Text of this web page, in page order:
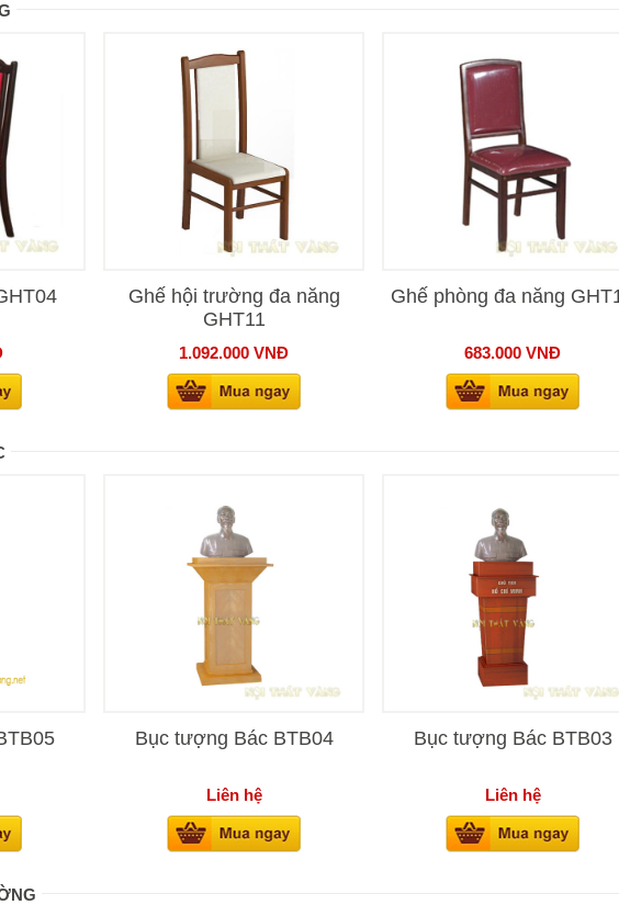
Ghế hội trường đa năng
GHT11
1.092.000 VNĐ
Ghế phòng đa năng
683.000 VNĐ
Bục tượng Bác BTB04
Liên hệ
Bục tượng Bác BTB03
Liên hệ